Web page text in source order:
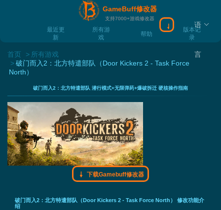
GameBuff修改器
支持7000+游戏修改器
最近更
新
所有游
戏
帮助
版本记
录
下载Gamebuff
语
言
首页
所有游戏
破门而入2：北方特遣部队（Door Kickers 2 - Task Force
North）
破门而入2：北方特遣部队 潜行模式+无限弹药+爆破拆迁 硬核操作指南
下载Gamebuff修改器
破门而入2：北方特遣部队（Door Kickers 2 - Task Force North） 修改功能介
绍